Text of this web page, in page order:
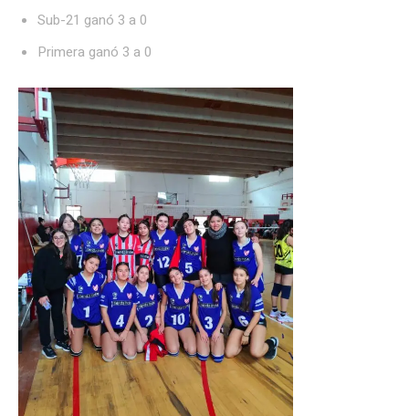
Sub-21 ganó 3 a 0
Primera ganó 3 a 0